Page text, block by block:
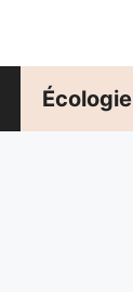
Écologie